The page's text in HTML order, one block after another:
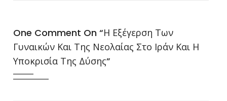
One Comment On “Η Εξέγερση Των
Γυναικών Και Της Νεολαίας Στο Ιράν Και Η
Υποκρισία Της Δύσης”